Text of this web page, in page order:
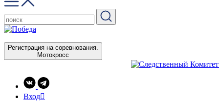
Регистрация на соревнования.
Мотокросс
Вход